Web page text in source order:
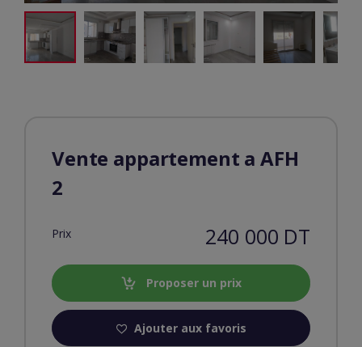
Vente appartement a AFH
2
Prix 240 000 DT
Proposer un prix
Ajouter aux favoris